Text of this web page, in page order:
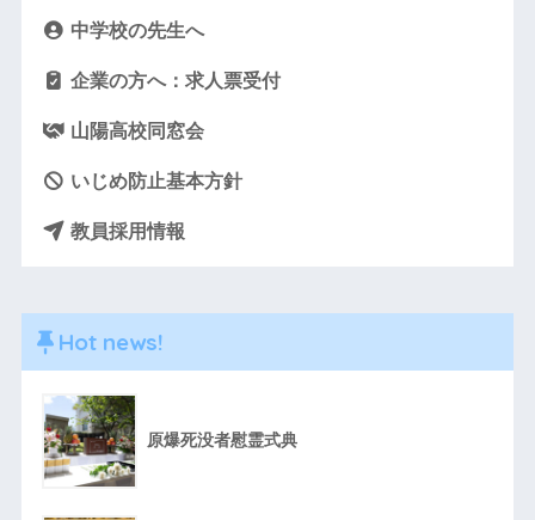
中学校の先生へ
企業の方へ：求人票受付
山陽高校同窓会
いじめ防止基本方針
教員採用情報
Hot news!
原爆死没者慰霊式典